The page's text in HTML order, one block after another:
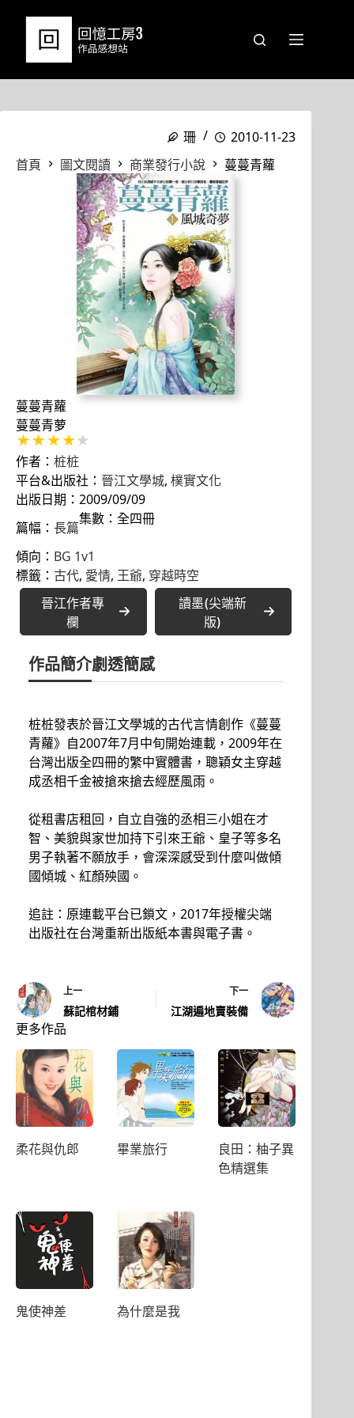
珊
2010-11-23
首頁
圖文閱讀 商業發行小說 蔓蔓青蘿
蔓蔓青蘿
蔓蔓青萝
作者： 桩桩
平台&出版社： 晉江文學城, 樸實文化
出版日期：2009/09/09
篇幅： 長篇
集數：全四冊
傾向： BG 1v1
標籤： 古代, 愛情, 王爺, 穿越時空
晉江作者專
欄
讀墨(尖端新
版)
作品簡介劇透簡感
桩桩發表於晉江文學城的古代言情創作《蔓蔓
青蘿》自2007年7月中旬開始連載，2009年在
台灣出版全四冊的繁中實體書，聰穎女主穿越
成丞相千金被搶來搶去經歷風雨。
從租書店租回，自立自強的丞相三小姐在才
智、美貌與家世加持下引來王爺、皇子等多名
男子執著不願放手，會深深感受到什麼叫做傾
國傾城、紅顏殃國。
追註：原連載平台已鎖文，2017年授權尖端
出版社在台灣重新出版紙本書與電子書。
上一
蘇記棺材鋪
下一
江湖遍地賣裝備
更多作品
柔花與仇郎 畢業旅行
良田：柚子異
色精選集
鬼使神差 為什麼是我